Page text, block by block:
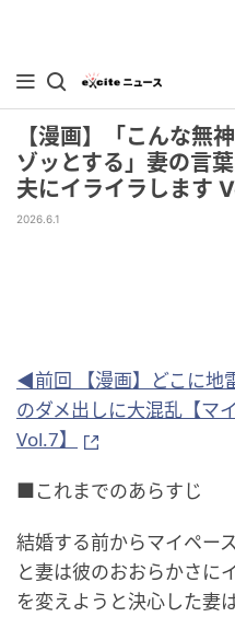
【漫画】「こんな無
ゾッとする」妻の言
夫にイライラします
2026.6.1
◀前回 【漫画】どこに地
のダメ出しに大混乱【マ
Vol.7】
■これまでのあらすじ
結婚する前からマイペー
と妻は彼のおおらかさに
を変えようと決心した妻